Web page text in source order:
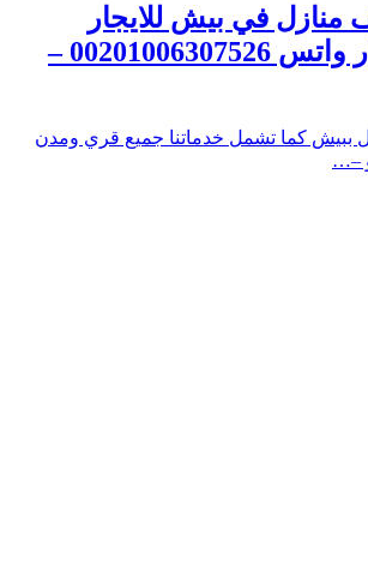
منازل في بيش للايجار
بالساعه للايجار واتس 00201006307526 –
ببيش كما تشمل خدماتنا جميع قري ومدن
–…